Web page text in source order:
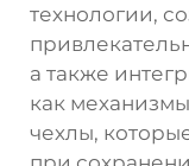
технологии,
а также
как
чехлы,